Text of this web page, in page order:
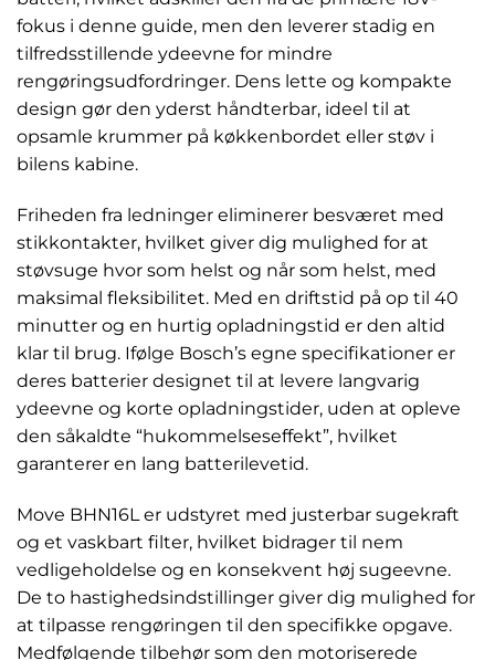
fokus i denne guide, men den leverer stadig en
tilfredsstillende ydeevne for mindre
rengøringsudfordringer. Dens lette og kompakte
design gør den yderst håndterbar, ideel til at
opsamle krummer på køkkenbordet eller støv i
bilens kabine.
Friheden fra ledninger eliminerer besværet med
stikkontakter, hvilket giver dig mulighed for at
støvsuge hvor som helst og når som helst, med
maksimal fleksibilitet. Med en driftstid på op til 40
minutter og en hurtig opladningstid er den altid
klar til brug. Ifølge Bosch’s egne specifikationer er
deres batterier designet til at levere langvarig
ydeevne og korte opladningstider, uden at opleve
den såkaldte “hukommelseseffekt”, hvilket
garanterer en lang batterilevetid.
Move BHN16L er udstyret med justerbar sugekraft
og et vaskbart filter, hvilket bidrager til nem
vedligeholdelse og en konsekvent høj sugeevne.
De to hastighedsindstillinger giver dig mulighed for
at tilpasse rengøringen til den specifikke opgave.
Medfølgende tilbehør som den motoriserede